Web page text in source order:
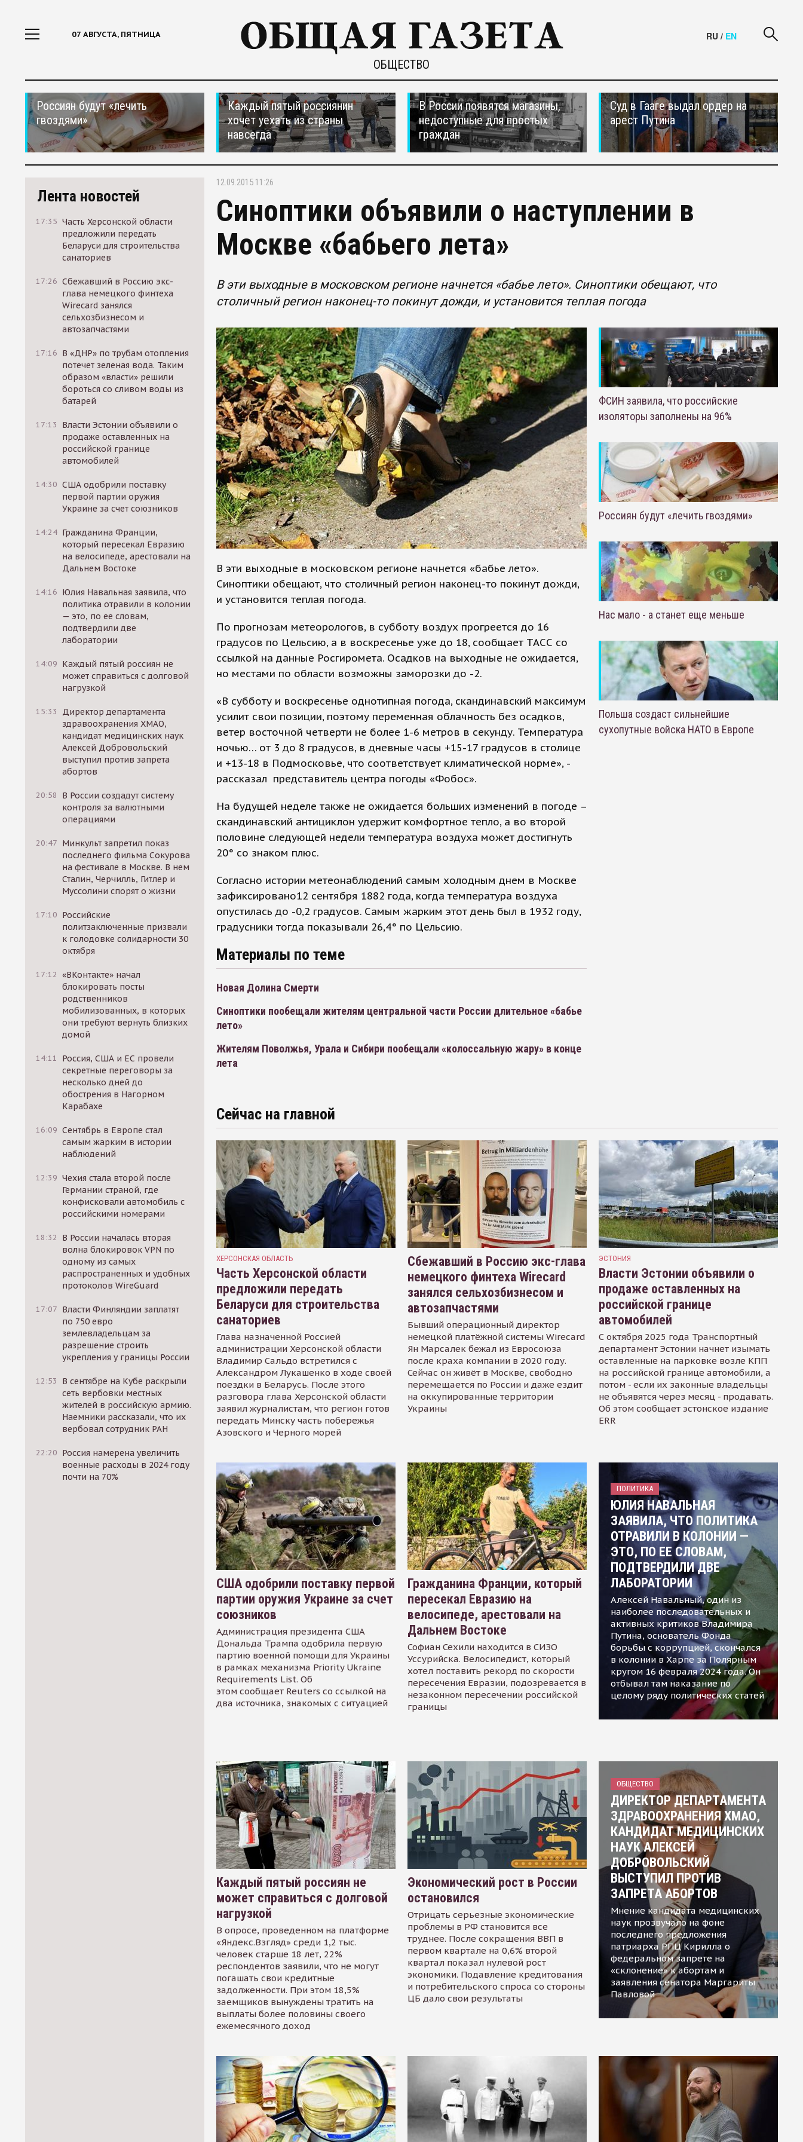
07 АВГУСТА, ПЯТНИЦА
ОБЩЕСТВО
RU / EN
Россиян будут «лечить
гвоздями»
Каждый пятый россиянин
хочет уехать из страны
навсегда
В России появятся магазины,
недоступные для простых
граждан
Суд в Гааге выдал ордер на
арест Путина
Лента новостей
17:35 Часть Херсонской области
предложили передать
Беларуси для строительства
санаториев
17:26 Сбежавший в Россию экс-
глава немецкого финтеха
Wirecard занялся
сельхозбизнесом и
автозапчастями
17:16 В «ДНР» по трубам отопления
потечет зеленая вода. Таким
образом «власти» решили
бороться со сливом воды из
батарей
17:13
Власти Эстонии объявили о
продаже оставленных на
российской границе
автомобилей
14:30 США одобрили поставку
первой партии оружия
Украине за счет союзников
14:24 Гражданина Франции,
который пересекал Евразию
на велосипеде, арестовали на
Дальнем Востоке
14:16 Юлия Навальная заявила, что
политика отравили в колонии
— это, по ее словам,
подтвердили две
лаборатории
14:09 Каждый пятый россиян не
может справиться с долговой
нагрузкой
15:33
Директор департамента
здравоохранения ХМАО,
кандидат медицинских наук
Алексей Добровольский
выступил против запрета
абортов
20:58
В России создадут систему
контроля за валютными
операциями
20:47 Минкульт запретил показ
последнего фильма Сокурова
на фестивале в Москве. В нем
Сталин, Черчилль, Гитлер и
Муссолини спорят о жизни
17:10 Российские
политзаключенные призвали
к голодовке солидарности 30
октября
17:12 «ВКонтакте» начал
блокировать посты
родственников
мобилизованных, в которых
они требуют вернуть близких
домой
14:11
Россия, США и ЕС провели
секретные переговоры за
несколько дней до
обострения в Нагорном
Карабахе
16:09 Сентябрь в Европе стал
самым жарким в истории
наблюдений
12:39 Чехия стала второй после
Германии страной, где
конфисковали автомобиль с
российскими номерами
18:32
В России началась вторая
волна блокировок VPN по
одному из самых
распространенных и удобных
протоколов WireGuard
17:07 Власти Финляндии заплатят
по 750 евро
землевладельцам за
разрешение строить
укрепления у границы России
12:53
В сентябре на Кубе раскрыли
сеть вербовки местных
жителей в российскую армию.
Наемники рассказали, что их
вербовал сотрудник РАН
22:20 Россия намерена увеличить
военные расходы в 2024 году
почти на 70%
12.09.2015 11:26
Синоптики объявили о наступлении в
Москве «бабьего лета»
В эти выходные в московском регионе начнется «бабье лето». Синоптики обещают, что
столичный регион наконец-то покинут дожди, и установится теплая погода
В эти выходные в московском регионе начнется «бабье лето».
Синоптики обещают, что столичный регион наконец-то покинут дожди,
и установится теплая погода.
По прогнозам метеорологов, в субботу воздух прогреется до 16
градусов по Цельсию, а в воскресенье уже до 18, сообщает ТАСС со
ссылкой на данные Росгиромета. Осадков на выходные не ожидается,
но местами по области возможны заморозки до -2.
«В субботу и воскресенье однотипная погода, скандинавский максимум
усилит свои позиции, поэтому переменная облачность без осадков,
ветер восточной четверти не более 1-6 метров в секунду. Температура
ночью… от 3 до 8 градусов, в дневные часы +15-17 градусов в столице
и +13-18 в Подмосковье, что соответствует климатической норме», -
рассказал представитель центра погоды «Фобос».
На будущей неделе также не ожидается больших изменений в погоде –
скандинавский антициклон удержит комфортное тепло, а во второй
половине следующей недели температура воздуха может достигнуть
20° со знаком плюс.
Согласно истории метеонаблюдений самым холодным днем в Москве
зафиксировано12 сентября 1882 года, когда температура воздуха
опустилась до -0,2 градусов. Самым жарким этот день был в 1932 году,
градусники тогда показывали 26,4° по Цельсию.
Материалы по теме
Новая Долина Смерти
Синоптики пообещали жителям центральной части России длительное «бабье
лето»
Жителям Поволжья, Урала и Сибири пообещали «колоссальную жару» в конце
лета
ФСИН заявила, что российские
изоляторы заполнены на 96%
Россиян будут «лечить гвоздями»
Нас мало - а станет еще меньше
Польша создаст сильнейшие
сухопутные войска НАТО в Европе
Сейчас на главной
ХЕРСОНСКАЯ ОБЛАСТЬ
Часть Херсонской области
предложили передать
Беларуси для строительства
санаториев
Глава назначенной Россией
администрации Херсонской области
Владимир Сальдо встретился с
Александром Лукашенко в ходе своей
поездки в Беларусь. После этого
разговора глава Херсонской области
заявил журналистам, что регион готов
передать Минску часть побережья
Азовского и Черного морей
Сбежавший в Россию экс-глава
немецкого финтеха Wirecard
занялся сельхозбизнесом и
автозапчастями
Бывший операционный директор
немецкой платёжной системы Wirecard
Ян Марсалек бежал из Евросоюза
после краха компании в 2020 году.
Сейчас он живёт в Москве, свободно
перемещается по России и даже ездит
на оккупированные территории
Украины
ЭСТОНИЯ
Власти Эстонии объявили о
продаже оставленных на
российской границе
автомобилей
С октября 2025 года Транспортный
департамент Эстонии начнет изымать
оставленные на парковке возле КПП
на российской границе автомобили, а
потом - если их законные владельцы
не объявятся через месяц - продавать.
Об этом сообщает эстонское издание
ERR
США одобрили поставку первой
партии оружия Украине за счет
союзников
Администрация президента США
Дональда Трампа одобрила первую
партию военной помощи для Украины
в рамках механизма Priority Ukraine
Requirements List. Об
этом сообщает Reuters со ссылкой на
два источника, знакомых с ситуацией
Гражданина Франции, который
пересекал Евразию на
велосипеде, арестовали на
Дальнем Востоке
Софиан Сехили находится в СИЗО
Уссурийска. Велосипедист, который
хотел поставить рекорд по скорости
пересечения Евразии, подозревается в
незаконном пересечении российской
границы
ПОЛИТИКА
ЮЛИЯ НАВАЛЬНАЯ
ЗАЯВИЛА, ЧТО ПОЛИТИКА
ОТРАВИЛИ В КОЛОНИИ —
ЭТО, ПО ЕЕ СЛОВАМ,
ПОДТВЕРДИЛИ ДВЕ
ЛАБОРАТОРИИ
Алексей Навальный, один из
наиболее последовательных и
активных критиков Владимира
Путина, основатель Фонда
борьбы с коррупцией, скончался
в колонии в Харпе за Полярным
кругом 16 февраля 2024 года. Он
отбывал там наказание по
целому ряду политических статей
Каждый пятый россиян не
может справиться с долговой
нагрузкой
В опросе, проведенном на платформе
«Яндекс.Взгляд» среди 1,2 тыс.
человек старше 18 лет, 22%
респондентов заявили, что не могут
погашать свои кредитные
задолженности. При этом 18,5%
заемщиков вынуждены тратить на
выплаты более половины своего
ежемесячного доход
Экономический рост в России
остановился
Отрицать серьезные экономические
проблемы в РФ становится все
труднее. После сокращения ВВП в
первом квартале на 0,6% второй
квартал показал нулевой рост
экономики. Подавление кредитования
и потребительского спроса со стороны
ЦБ дало свои результаты
ОБЩЕСТВО
ДИРЕКТОР ДЕПАРТАМЕНТА
ЗДРАВООХРАНЕНИЯ ХМАО,
КАНДИДАТ МЕДИЦИНСКИХ
НАУК АЛЕКСЕЙ
ДОБРОВОЛЬСКИЙ
ВЫСТУПИЛ ПРОТИВ
ЗАПРЕТА АБОРТОВ
Мнение кандидата медицинских
наук прозвучало на фоне
последнего предложения
патриарха РПЦ Кирилла о
федеральном запрете на
«склонение» к абортам и
заявления сенатора Маргариты
Павловой